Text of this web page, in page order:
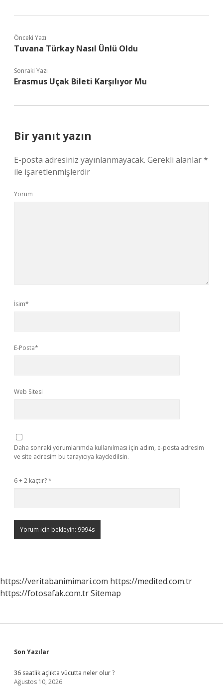
Önceki Yazı
Tuvana Türkay Nasıl Ünlü Oldu
Sonraki Yazı
Erasmus Uçak Bileti Karşılıyor Mu
Bir yanıt yazın
E-posta adresiniz yayınlanmayacak. Gerekli alanlar*
ile işaretlenmişlerdir
Yorum
İsim*
E-Posta*
Web Sitesi
Daha sonraki yorumlarımda kullanılması için adım, e-posta adresim
ve site adresim bu tarayıcıya kaydedilsin.
6 + 2 kaçtır?*
https://veritabanimimari.com https://medited.com.tr
https://fotosafak.com.trSitemap
Sidebar
Son Yazılar
36 saatlik açlıkta vücutta neler olur ?
Ağustos 10, 2026